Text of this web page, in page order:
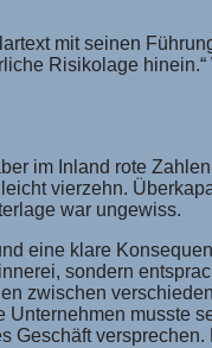
mit seinen
Risikolage
im Inland rote
vierzehn.
war ungewiss.
eine klare
sondern
zwischen
musste